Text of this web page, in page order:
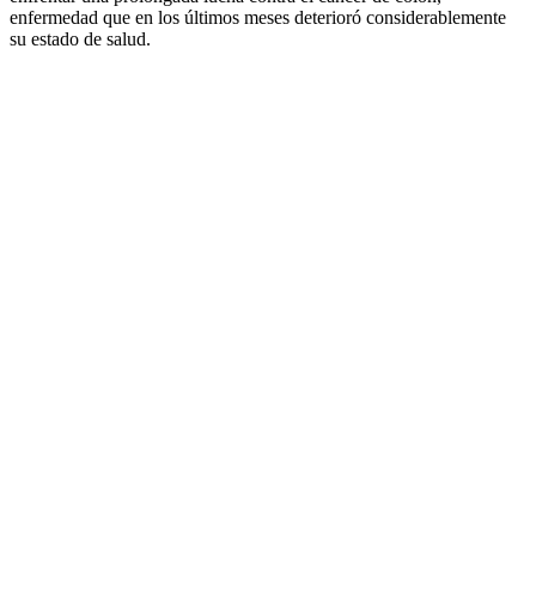
enfermedad que en los últimos meses deterioró considerablemente
su estado de salud.